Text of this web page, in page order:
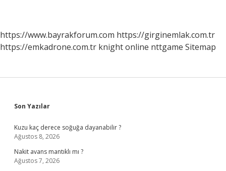
https://www.bayrakforum.com https://girginemlak.com.tr
https://emkadrone.com.tr knight online nttgame Sitemap
Sidebar
Son Yazılar
Kuzu kaç derece soğuğa dayanabilir ?
Ağustos 8, 2026
Nakit avans mantıklı mı ?
Ağustos 7, 2026